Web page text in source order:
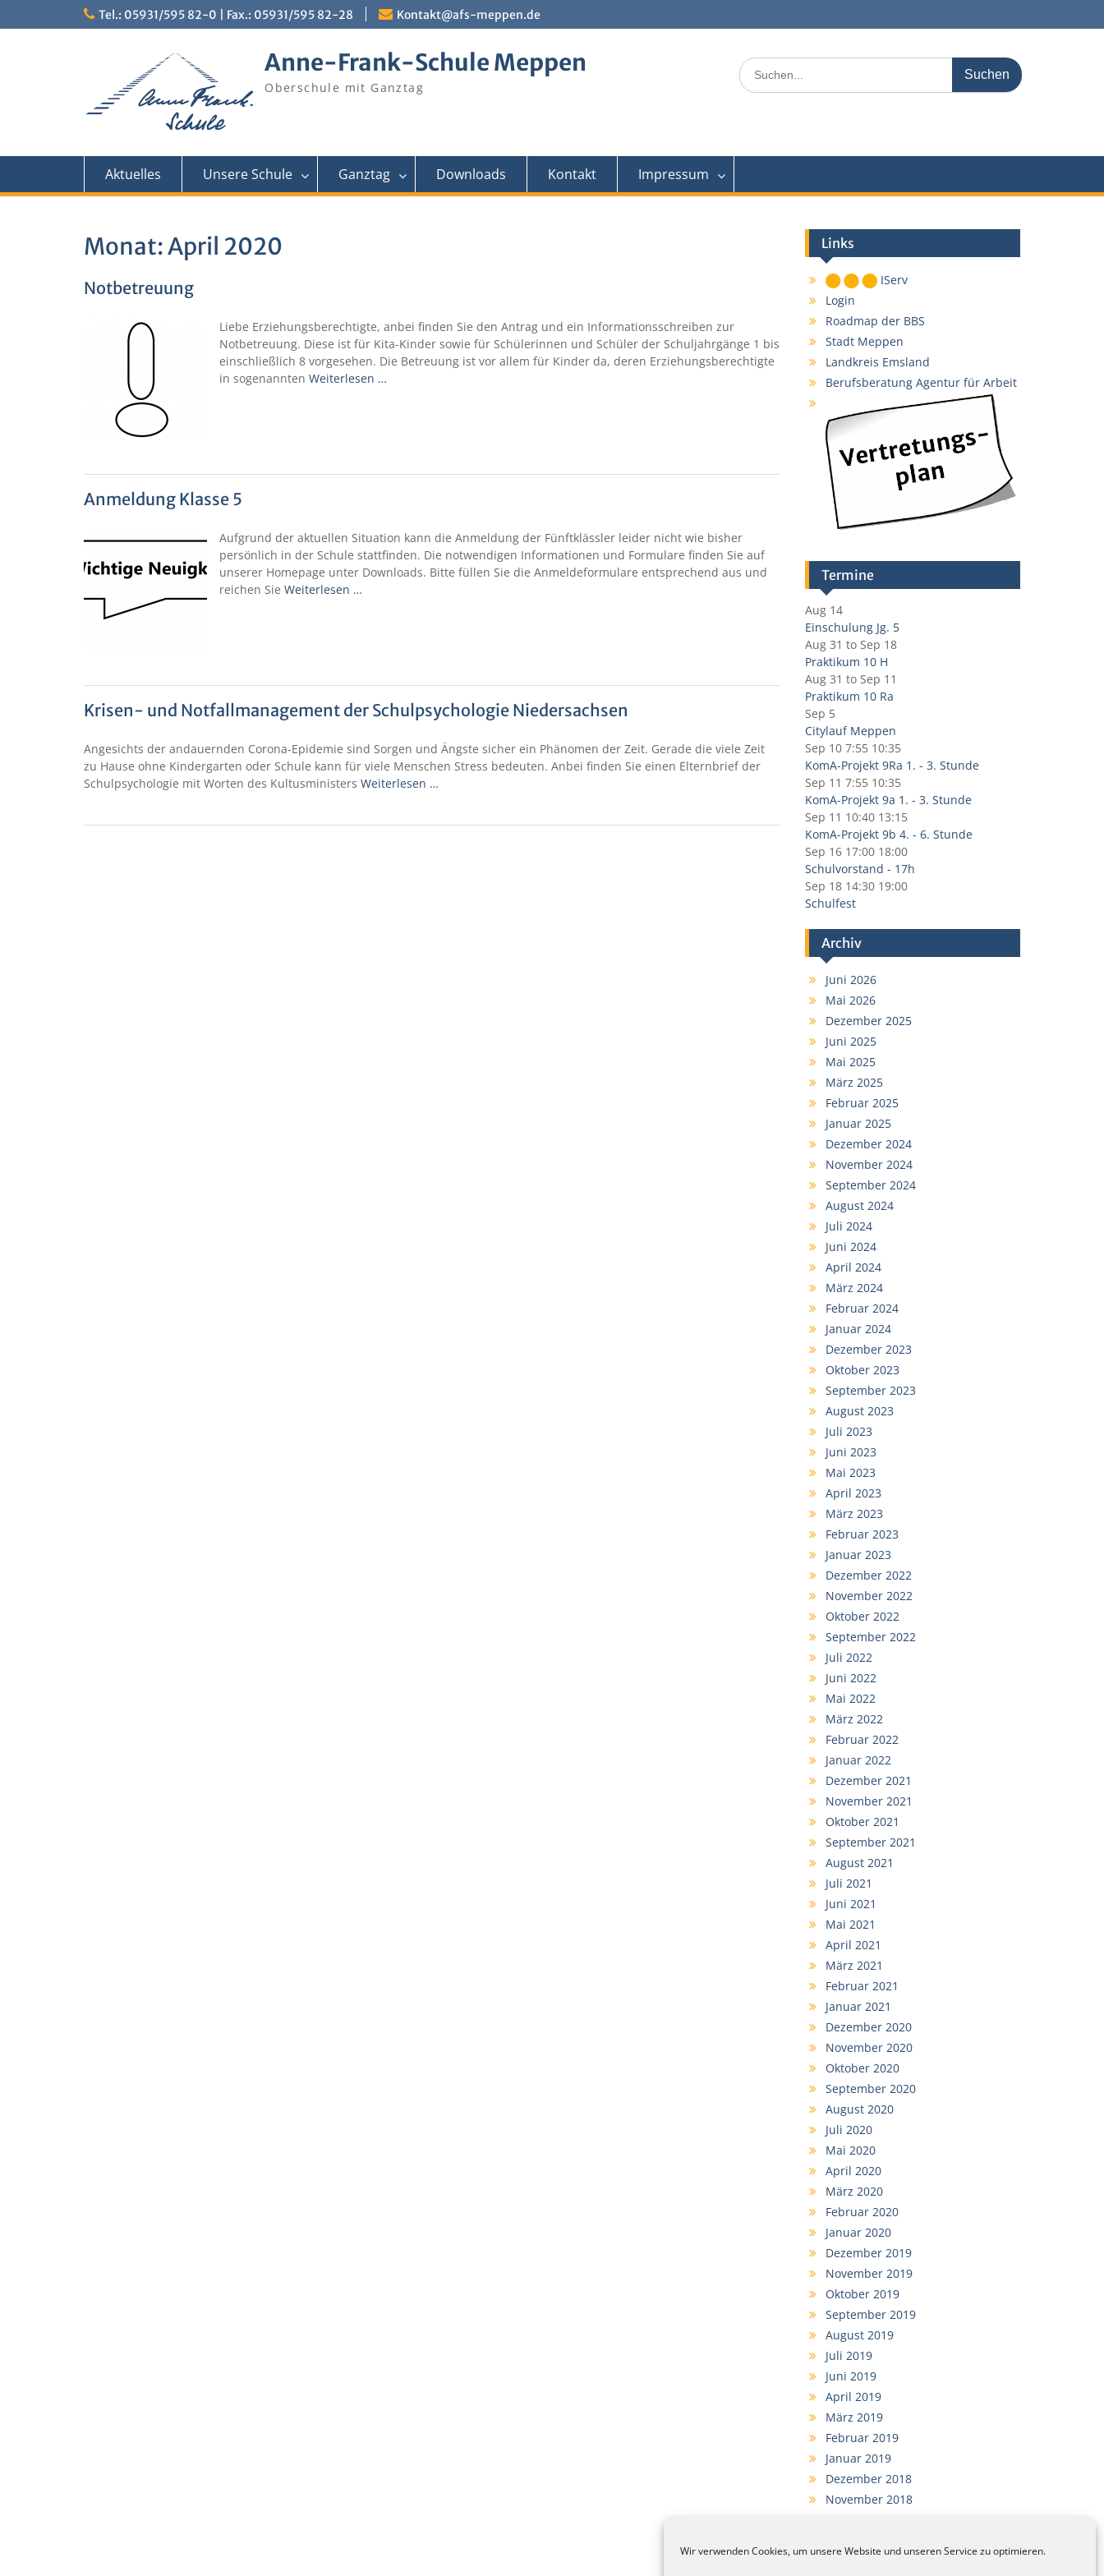
Wir verwenden Cookies, um unsere Website und unseren Service zu optimieren.
to
Tel.: 05931/595 82-0 | Fax.: 05931/595 82-28 Kontakt@afs-meppen.de
Anne-Frank-Schule Meppen
Oberschule mit Ganztag
Search
for:
Aktuelles Unsere Schule Ganztag Downloads Kontakt Impressum
Monat:April 2020
Notbetreuung
Liebe Erziehungsberechtigte, anbei finden Sie den Antrag und ein Informationsschreiben zur
Notbetreuung. Diese ist für Kita-Kinder sowie für Schülerinnen und Schüler der Schuljahrgänge 1 bis
einschließlich 8 vorgesehen. Die Betreuung ist vor allem für Kinder da, deren Erziehungsberechtigte
in sogenannten Weiterlesen …
Anmeldung Klasse 5
Aufgrund der aktuellen Situation kann die Anmeldung der Fünftklässler leider nicht wie bisher
persönlich in der Schule stattfinden. Die notwendigen Informationen und Formulare finden Sie auf
unserer Homepage unter Downloads. Bitte füllen Sie die Anmeldeformulare entsprechend aus und
reichen Sie Weiterlesen …
Krisen- und Notfallmanagement der Schulpsychologie Niedersachsen
Angesichts der andauernden Corona-Epidemie sind Sorgen und Ängste sicher ein Phänomen der Zeit. Gerade die viele Zeit
zu Hause ohne Kindergarten oder Schule kann für viele Menschen Stress bedeuten. Anbei finden Sie einen Elternbrief der
Schulpsychologie mit Worten des Kultusministers Weiterlesen …
Links
IServ
Login
Roadmap der BBS
Stadt Meppen
Landkreis Emsland
Berufsberatung Agentur für Arbeit
Termine
Aug 14
Einschulung Jg. 5
Aug 31 to Sep 18
Praktikum 10 H
Aug 31 to Sep 11
Praktikum 10 Ra
Sep 5
Citylauf Meppen
Sep 107:55 10:35
KomA-Projekt 9Ra 1. - 3. Stunde
Sep 11 7:55 10:35
KomA-Projekt 9a 1. - 3. Stunde
Sep 11 10:40 13:15
KomA-Projekt 9b 4. - 6. Stunde
Sep 1617:00 18:00
Schulvorstand - 17h
Sep 1814:30 19:00
Schulfest
Archiv
Juni 2026
Mai 2026
Dezember 2025
Juni 2025
Mai 2025
März 2025
Februar 2025
Januar 2025
Dezember 2024
November 2024
September 2024
August 2024
Juli 2024
Juni 2024
April 2024
März 2024
Februar 2024
Januar 2024
Dezember 2023
Oktober 2023
September 2023
August 2023
Juli 2023
Juni 2023
Mai 2023
April 2023
März 2023
Februar 2023
Januar 2023
Dezember 2022
November 2022
Oktober 2022
September 2022
Juli 2022
Juni 2022
Mai 2022
März 2022
Februar 2022
Januar 2022
Dezember 2021
November 2021
Oktober 2021
September 2021
August 2021
Juli 2021
Juni 2021
Mai 2021
April 2021
März 2021
Februar 2021
Januar 2021
Dezember 2020
November 2020
Oktober 2020
September 2020
August 2020
Juli 2020
Mai 2020
April 2020
März 2020
Februar 2020
Januar 2020
Dezember 2019
November 2019
Oktober 2019
September 2019
August 2019
Juli 2019
Juni 2019
April 2019
März 2019
Februar 2019
Januar 2019
Dezember 2018
November 2018